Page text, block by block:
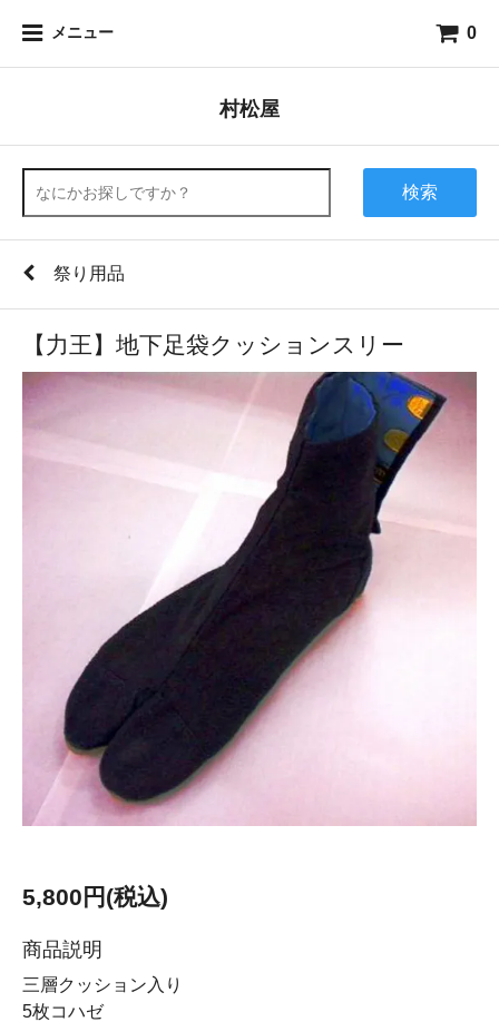
メニュー 0
村松屋
検索
祭り用品
【力王】地下足袋クッションスリー
5,800円(税込)
商品説明
三層クッション入り
5枚コハゼ